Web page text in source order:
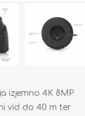
izjemno 4K 8MP
vid do 40 m ter